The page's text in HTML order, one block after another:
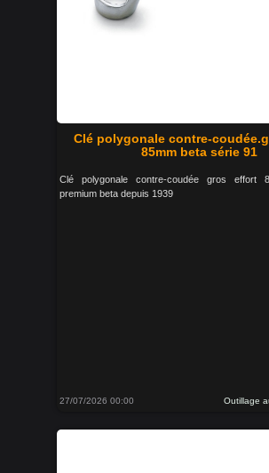
Clé polygonale contre-
85mm beta série 91
Clé polygonale contre-coudée gros effort
premium beta depuis 1939
27/07/2026 00:00 Outillage